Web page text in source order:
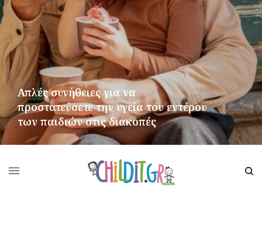
Απλές συνήθειες για να
προστατεύσετε την υγεία του εντέρου
των παιδιών στις διακοπές